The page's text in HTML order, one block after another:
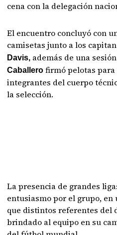
cena con la delegación
El encuentro concluyó con
camisetas junto a los
Davis, además de una
Caballerofirmó pelotas para
integrantes del cuerpo
la selección.
La presencia de grandes
entusiasmo por el grupo,
que distintos referentes del
brindado al equipo en su